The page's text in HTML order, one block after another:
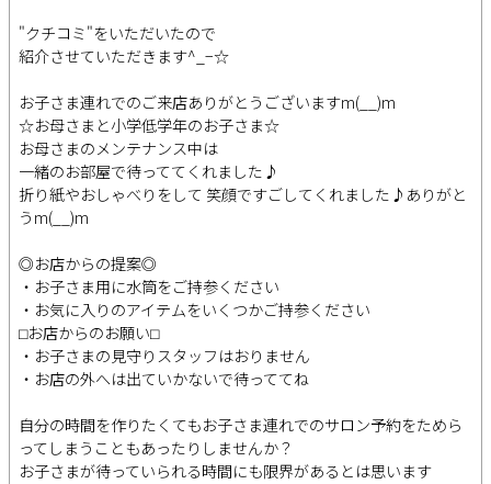
"クチコミ"をいただいたので
紹介させていただきます^_−☆
お子さま連れでのご来店ありがとうございますm(__)m
☆お母さまと小学低学年のお子さま☆
お母さまのメンテナンス中は
一緒のお部屋で待っててくれました♪
折り紙やおしゃべりをして 笑顔ですごしてくれました♪ありがと
うm(__)m
◎お店からの提案◎
・お子さま用に水筒をご持参ください
・お気に入りのアイテムをいくつかご持参ください
⬜︎お店からのお願い⬜︎
・お子さまの見守りスタッフはおりません
・お店の外へは出ていかないで待っててね
自分の時間を作りたくてもお子さま連れでのサロン予約をためら
ってしまうこともあったりしませんか？
お子さまが待っていられる時間にも限界があるとは思います